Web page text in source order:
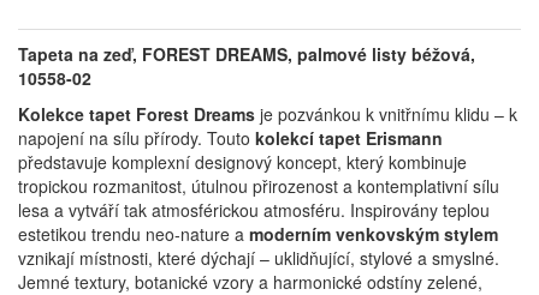
Tapeta na zeď, FOREST DREAMS, palmové listy béžová,
10558-02
Kolekce tapet Forest Dreams je pozvánkou k vnitřnímu klidu – k
napojení na sílu přírody. Touto kolekcí tapet Erismann
představuje komplexní designový koncept, který kombinuje
tropickou rozmanitost, útulnou přirozenost a kontemplativní sílu
lesa a vytváří tak atmosférickou atmosféru. Inspirovány teplou
estetikou trendu neo-nature a moderním venkovským stylem
vznikají místnosti, které dýchají – uklidňující, stylové a smyslné.
Jemné textury, botanické vzory a harmonické odstíny zelené,